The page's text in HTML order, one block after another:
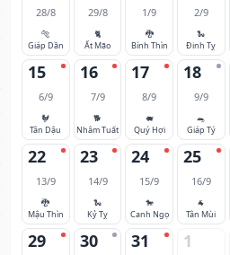
28/8
🐅
Giáp Dần
29/8
🐈
Ất Mão
1/9
🐉
Bính Thìn
2/9
🐍
Đinh Tỵ
15
6/9
🐓
Tân Dậu
16
7/9
🐕
Nhâm Tuất
17
8/9
🐖
Quý Hợi
18
9/9
🐀
Giáp Tý
22
13/9
🐉
Mậu Thìn
23
14/9
🐍
Kỷ Tỵ
24
15/9
🐎
Canh Ngọ
25
16/9
🐐
Tân Mùi
29 30 31 1